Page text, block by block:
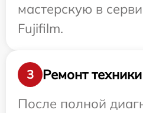
мастерскую в
Fujifilm.
3
Ремонт техники
После полной